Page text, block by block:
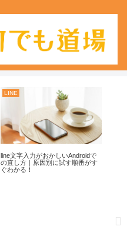
LINE
line文字入力がおかしいAndroidで
の直し方｜原因別に試す順番がす
ぐわかる！